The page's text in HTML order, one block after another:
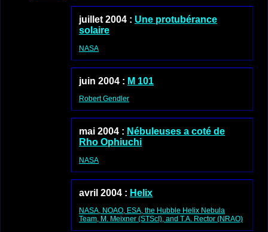
juillet 2004 : Une protubérance
solaire
NASA
juin 2004 : M 101
Robert Gendler
mai 2004 : Nébuleuses a coté de
Rho Ophiuchi
NASA
avril 2004 : Helix
NASA, NOAO, ESA, the Hubble Helix Nebula
Team, M. Meixner (STScI), and T.A. Rector (NRAO)